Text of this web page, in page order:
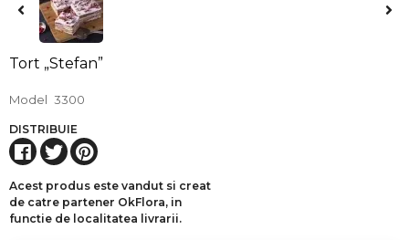
Tort „Stefan”
Model 3300
DISTRIBUIE
Acest produs este vandut si creat
de catre partener OkFlora, in
functie de localitatea livrarii.